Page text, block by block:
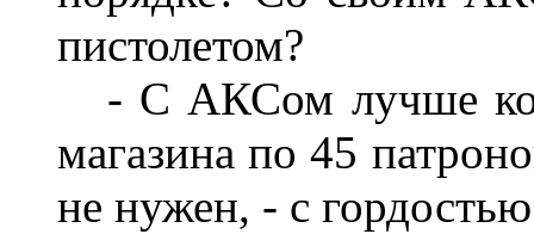
пистолетом?
- С АКСом лучше
магазина по 45
не нужен, - с